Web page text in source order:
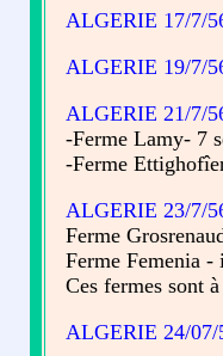
ALGERIE 17/7/
ALGERIE 19/7/
ALGERIE 21/7/
-Ferme Lamy- 7
-Ferme
ALGERIE 23/7/
Ferme
Ferme Femenia -
Ces fermes sont
ALGERIE 24/07/